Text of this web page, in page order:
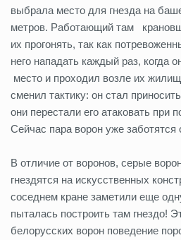
выбрала место для гнезда на
метров. Работающий там
их прогонять, так как
него нападать каждый раз, когда
место и проходил возле их
сменил тактику: он стал
они перестали его атаковать при
Сейчас пара ворон уже заботятся
В отличие от воронов, серые
гнездятся на искусственных
соседнем кране заметили еще
пыталась построить там гнездо!
белорусских ворон поведение